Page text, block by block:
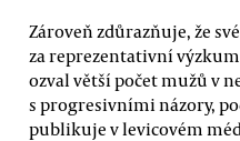
Zároveň zdůrazňuje, že
za reprezentativní výzkum
ozval větší počet mužů v
s progresivními názory,
publikuje v levicovém